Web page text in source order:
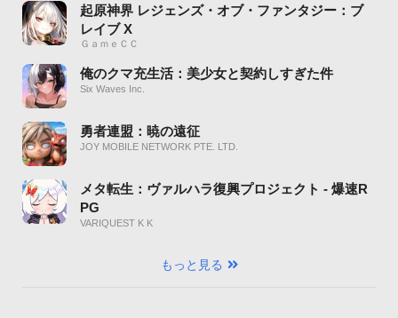
起原神界 レジェンズ・オブ・ファンタジー：ブ
レイブ X
ＧａｍｅＣＣ
俺のクマ充生活：美少女と契約しすぎた件
Six Waves Inc.
勇者連盟：暁の遠征
JOY MOBILE NETWORK PTE. LTD.
メタ転生：ヴァルハラ復興プロジェクト - 爆速R
PG
VARIQUEST K K
もっと見る